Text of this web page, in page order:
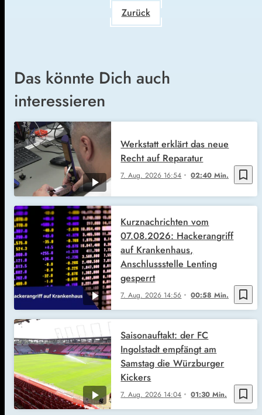
Zurück
Das könnte Dich auch
interessieren
bookmark_border
7. Aug. 2026 16:54 02:40 Min.
Werkstatt erklärt das neue
Recht auf Reparatur
bookmark_border
7. Aug. 2026 14:56 00:58 Min.
Kurznachrichten vom
07.08.2026: Hackerangriff
auf Krankenhaus,
Anschlussstelle Lenting
gesperrt
bookmark_border
7. Aug. 2026 14:04 01:30 Min.
Saisonauftakt: der FC
Ingolstadt empfängt am
Samstag die Würzburger
Kickers